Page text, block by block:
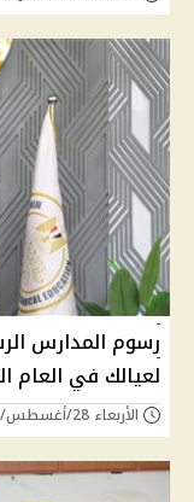
رسوم المدارس
لعيالك في العام
الأربعاء 28/أغسطس/2024 - 10:18 م